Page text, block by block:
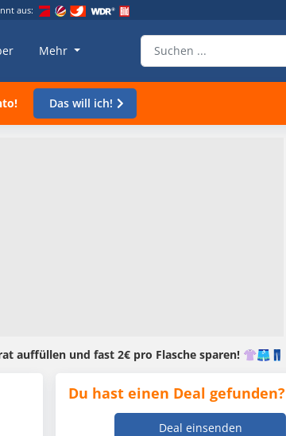
aus:
Mehr
Das will ich!
auffüllen und fast 2€ pro Flasche sparen! 👚🩳👖
Du hast einen Deal gefunden?
Deal einsenden